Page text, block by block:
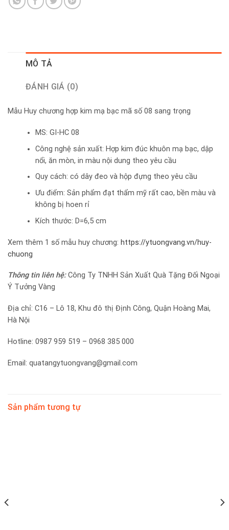
MÔ TẢ
ĐÁNH GIÁ (0)
Mẫu Huy chương hợp kim mạ bạc mã số 08 sang trọng
MS: GI-HC 08
Công nghệ sản xuất: Hợp kim đúc khuôn mạ bạc, dập
nổi, ăn mòn, in màu nội dung theo yêu cầu
Quy cách: có dây đeo và hộp đựng theo yêu cầu
Ưu điểm: Sản phẩm đạt thẩm mỹ rất cao, bền màu và
không bị hoen rỉ
Kích thước: D=6,5 cm
Xem thêm 1 số mẫu huy chương: https://ytuongvang.vn/huy-
chuong
Thông tin liên hệ:Công Ty TNHH Sản Xuất Quà Tặng Đối Ngoại
Ý Tưởng Vàng
Địa chỉ: C16 – Lô 18, Khu đô thị Định Công, Quận Hoàng Mai,
Hà Nội
Hotline: 0987 959 519 – 0968 385 000
Email: quatangytuongvang@gmail.com
Sản phẩm tương tự